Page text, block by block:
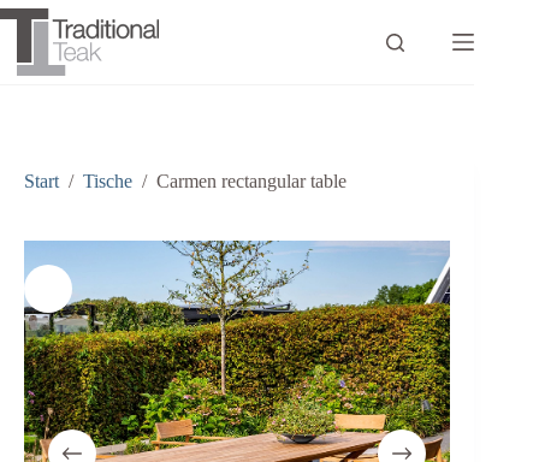
Zum
Start / Tische / Carmen rectangular table